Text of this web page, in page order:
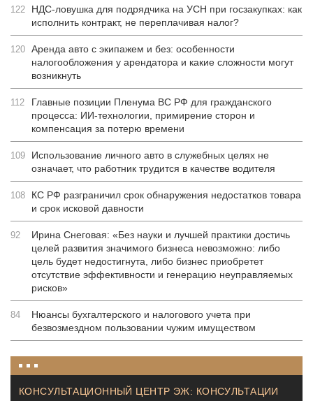
122
НДС-ловушка для подрядчика на УСН при госзакупках: как
исполнить контракт, не переплачивая налог?
120 Аренда авто с экипажем и без: особенности
налогообложения у арендатора и какие сложности могут
возникнуть
112
Главные позиции Пленума ВС РФ для гражданского
процесса: ИИ-технологии, примирение сторон и
компенсация за потерю времени
109
Использование личного авто в служебных целях не
означает, что работник трудится в качестве водителя
108
КС РФ разграничил срок обнаружения недостатков товара
и срок исковой давности
92
Ирина Снеговая: «Без науки и лучшей практики достичь
целей развития значимого бизнеса невозможно: либо
цель будет недостигнута, либо бизнес приобретет
отсутствие эффективности и генерацию неуправляемых
рисков»
84
Нюансы бухгалтерского и налогового учета при
безвозмездном пользовании чужим имуществом
КОНСУЛЬТАЦИОННЫЙ ЦЕНТР ЭЖ: КОНСУЛЬТАЦИИ